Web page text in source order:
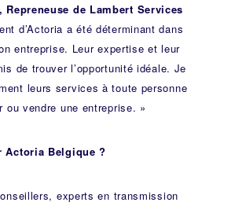
de Lambert Services
d’Actoria a été déterminant dans
entreprise. Leur expertise et leur
de trouver l’opportunité idéale. Je
leurs services à toute personne
ou vendre une entreprise. »
Actoria Belgique ?
experts en transmission